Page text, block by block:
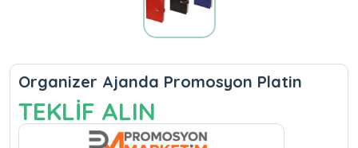
Organizer Ajanda Promosyon Platin
TEKLİF ALIN